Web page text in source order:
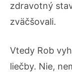
zdravotný
zväčšovali.
Vtedy Rob
liečby. Nie,